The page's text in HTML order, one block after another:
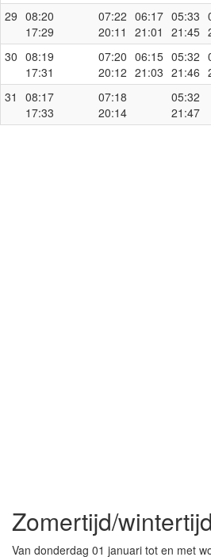
29 08:20
17:29
07:22
20:11
06:17
21:01
05:33
21:45
30 08:19
17:31
07:20
20:12
06:15
21:03
05:32
21:46
31
08:17
17:33
07:18
20:14
05:32
21:47
Zomertijd/wintertijd
Van donderdag 01 januari tot en met